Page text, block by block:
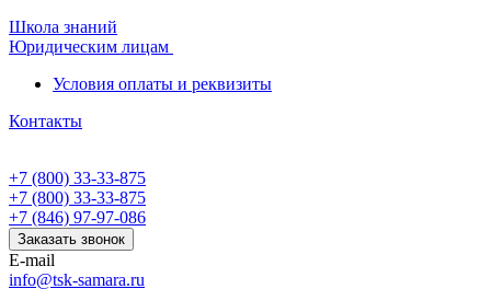
Школа знаний
Юридическим лицам
Условия оплаты и реквизиты
Контакты
+7 (800) 33-33-875
+7 (800) 33-33-875
+7 (846) 97-97-086
Заказать звонок
E-mail
info@tsk-samara.ru